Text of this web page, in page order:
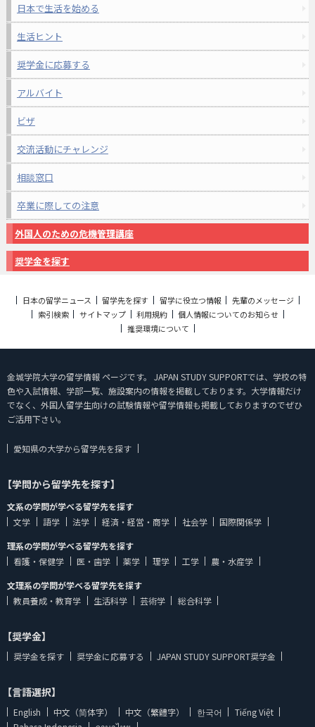
日本で生活を始める
生活ヒント
奨学金に応募する
アルバイト
ビザ
交流活動にチャレンジ
相談窓口
卒業に際しての注意
外国人のための危機管理講座
奨学金を探す
日本の留学ニュース 留学先を探す 留学に役立つ情報
先輩のメッセージ
索引検索
サイトマップ 利用規約
個人情報についてのお知らせ
推奨環境について
金城学院大学の留学情報 ページです。 JAPAN STUDY SUPPORTでは、学校の特
色や入試情報、学部一覧、施設案内の情報を掲載しております。大学情報だけ
でなく、外国人留学生向けの試験情報や留学情報も掲載しておりますのでぜひ
ご活用下さい。
愛知県の大学から留学先を探す
【学問から留学先を探す】
文系の学問が学べる留学先を探す
文学
語学 法学 経済・経営・商学 社会学
国際関係学
理系の学問が学べる留学先を探す
看護・保健学
医・歯学 薬学 理学 工学
農・水産学
文理系の学問が学べる留学先を探す
教員養成・教育学
生活科学 芸術学 総合科学
【奨学金】
奨学金を探す 奨学金に応募する JAPAN STUDY SUPPORT奨学金
【言語選択】
English 中文（简体字） 中文（繁體字） 한국어
Tiếng Việt